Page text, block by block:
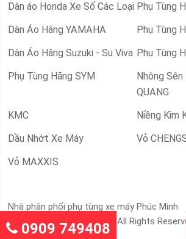
Dàn áo Honda Xe Số Các Loại Phụ Tùng
Dàn Áo Hãng YAMAHA
Phụ Tùng
Dàn Áo Hãng Suzuki - Su Viva Phụ Tùng
Phụ Tùng Hãng SYM
Nhông
QUANG
KMC
Niềng Kim
Dầu Nhớt Xe Máy
Vỏ
Vỏ MAXXIS
Nhà phân phối phụ tùng xe máy Phúc Minh
65 ph © 2019 Demo Store. All Rights
0909 749408